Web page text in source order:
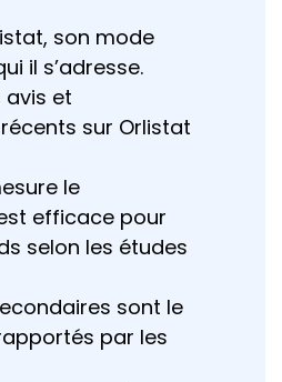
son mode
il s’adresse.
avis et
sur Orlistat
le
efficace pour
selon les études
sont le
par les